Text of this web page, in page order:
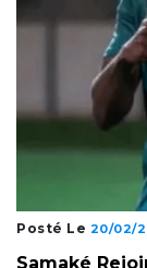
Posté Le 20/02/
Samaké